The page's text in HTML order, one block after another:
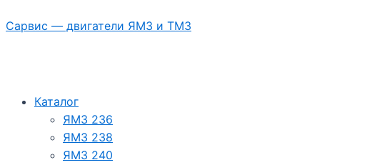
к
Сарвис — двигатели ЯМЗ и ТМЗ
Каталог
ЯМЗ 236
ЯМЗ 238
ЯМЗ 240